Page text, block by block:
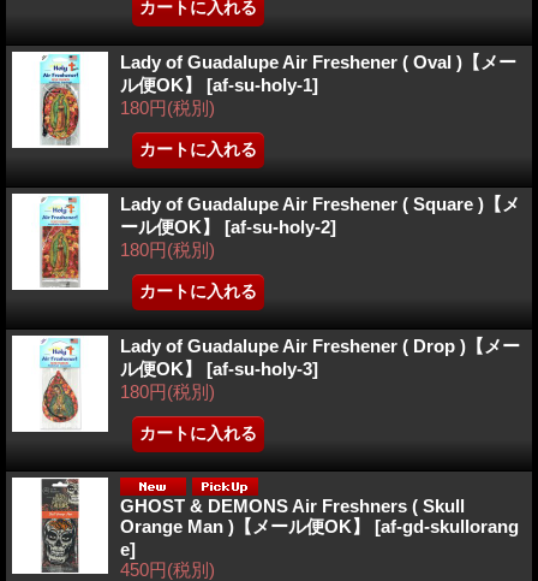
Lady of Guadalupe Air Freshener ( Oval )【メー
ル便OK】 [af-su-holy-1]
180円(税別)
Lady of Guadalupe Air Freshener ( Square )【メ
ール便OK】 [af-su-holy-2]
180円(税別)
Lady of Guadalupe Air Freshener ( Drop )【メー
ル便OK】 [af-su-holy-3]
180円(税別)
GHOST & DEMONS Air Freshners ( Skull
Orange Man )【メール便OK】 [af-gd-skullorang
e]
450円(税別)